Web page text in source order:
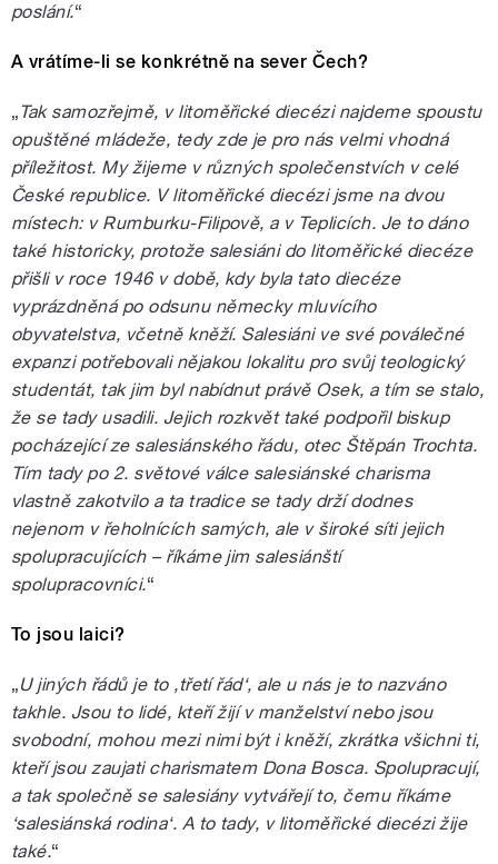
poslání.“
A vrátíme-li se konkrétně na sever Čech?
„Tak samozřejmě, v litoměřické diecézi najdeme spoustu
opuštěné mládeže, tedy zde je pro nás velmi vhodná
příležitost. My žijeme v různých společenstvích v celé
České republice. V litoměřické diecézi jsme na dvou
místech: v Rumburku-Filipově, a v Teplicích. Je to dáno
také historicky, protože salesiáni do litoměřické diecéze
přišli v roce 1946 v době, kdy byla tato diecéze
vyprázdněná po odsunu německy mluvícího
obyvatelstva, včetně kněží. Salesiáni ve své poválečné
expanzi potřebovali nějakou lokalitu pro svůj teologický
studentát, tak jim byl nabídnut právě Osek, a tím se stalo,
že se tady usadili. Jejich rozkvět také podpořil biskup
pocházející ze salesiánského řádu, otec Štěpán Trochta.
Tím tady po 2. světové válce salesiánské charisma
vlastně zakotvilo a ta tradice se tady drží dodnes
nejenom v řeholnících samých, ale v široké síti jejich
spolupracujících – říkáme jim salesiánští
spolupracovníci.“
To jsou laici?
„U jiných řádů je to ‚třetí řád‘, ale u nás je to nazváno
takhle. Jsou to lidé, kteří žijí v manželství nebo jsou
svobodní, mohou mezi nimi být i kněží, zkrátka všichni ti,
kteří jsou zaujati charismatem Dona Bosca. Spolupracují,
a tak společně se salesiány vytvářejí to, čemu říkáme
‘salesiánská rodina‘. A to tady, v litoměřické diecézi žije
také.“